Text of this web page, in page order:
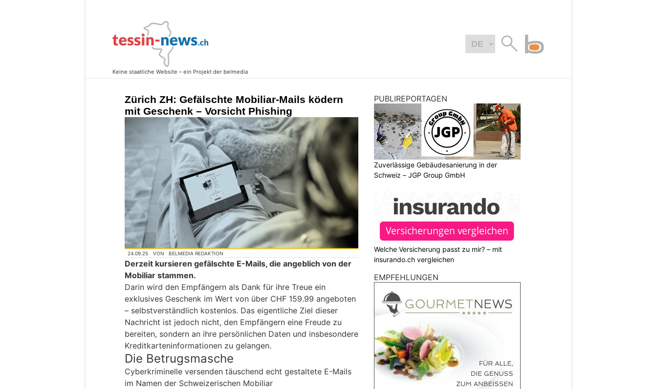
Zürich ZH: Gefälschte Mobiliar-Mails ködern
mit Geschenk – Vorsicht Phishing
24.09.25 VON BELMEDIA REDAKTION
Derzeit kursieren gefälschte E-Mails, die angeblich von der
Mobiliar stammen.
Darin wird den Empfängern als Dank für ihre Treue ein
exklusives Geschenk im Wert von über CHF 159.99 angeboten
– selbstverständlich kostenlos. Das eigentliche Ziel dieser
Nachricht ist jedoch nicht, den Empfängern eine Freude zu
bereiten, sondern an ihre persönlichen Daten und insbesondere
Kreditkarteninformationen zu gelangen.
Die Betrugsmasche
Cyberkriminelle versenden täuschend echt gestaltete E-Mails
im Namen der Schweizerischen Mobiliar
PUBLIREPORTAGEN
Zuverlässige Gebäudesanierung in der
Schweiz – JGP Group GmbH
Welche Versicherung passt zu mir? – mit
insurando.ch vergleichen
EMPFEHLUNGEN